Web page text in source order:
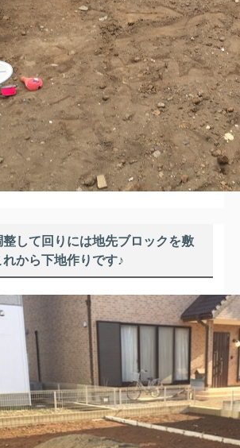
して回りには地先ブロックを敷
から下地作りです♪